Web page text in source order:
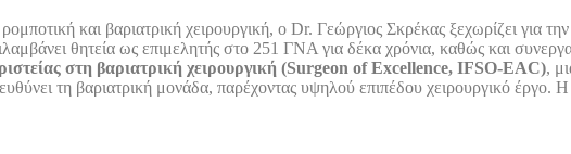
και βαριατρική χειρουργική, ο Dr. Γεώργιος Σκρέκας ξεχωρίζει για
θητεία ως επιμελητής στο 251 ΓΝΑ για δέκα χρόνια, καθώς και
στη βαριατρική χειρουργική (Surgeon of Excellence, IFSO-EAC),
τη βαριατρική μονάδα, παρέχοντας υψηλού επιπέδου χειρουργικό έργο.